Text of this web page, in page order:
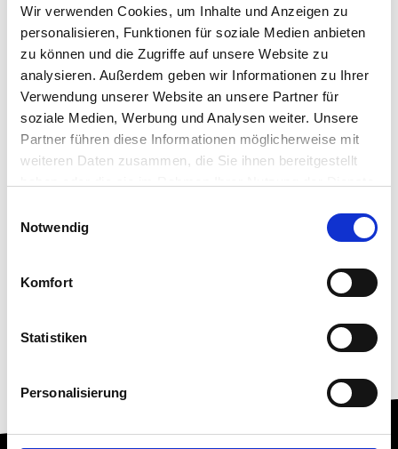
Wir verwenden Cookies, um Inhalte und Anzeigen zu
personalisieren, Funktionen für soziale Medien anbieten
zu können und die Zugriffe auf unsere Website zu
analysieren. Außerdem geben wir Informationen zu Ihrer
Verwendung unserer Website an unsere Partner für
soziale Medien, Werbung und Analysen weiter. Unsere
Partner führen diese Informationen möglicherweise mit
weiteren Daten zusammen, die Sie ihnen bereitgestellt
Notwendig
Komfort
Statistiken
Personalisierung
Regelung).
Alle Berechnungen und Aufstellungen entsprechen
den behördlichen Vorgaben, sind kontrollsicher und
anerkannt. Es ist somit nicht notwendig, in einer
bundeslandspezifischen Anwendung alle Angaben für
die DÜV noch einmal zu tätigen.
können Sie Ihr persönliches Angebot anfordern.